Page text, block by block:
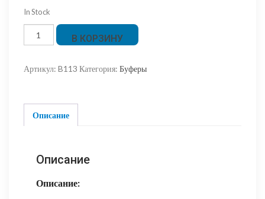
In Stock
Количество
товара
буфер
В КОРЗИНУ
Артикул: B113 Категория: Буферы
Описание
Описание
Описание: